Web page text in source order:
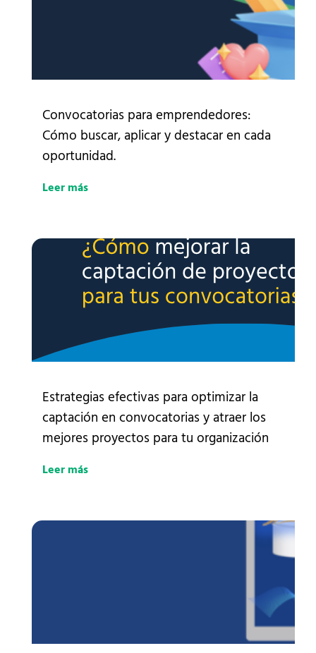
Convocatorias para emprendedores:
Cómo buscar, aplicar y destacar en cada
oportunidad.
Leer más
Estrategias efectivas para optimizar la
captación en convocatorias y atraer los
mejores proyectos para tu organización
Leer más